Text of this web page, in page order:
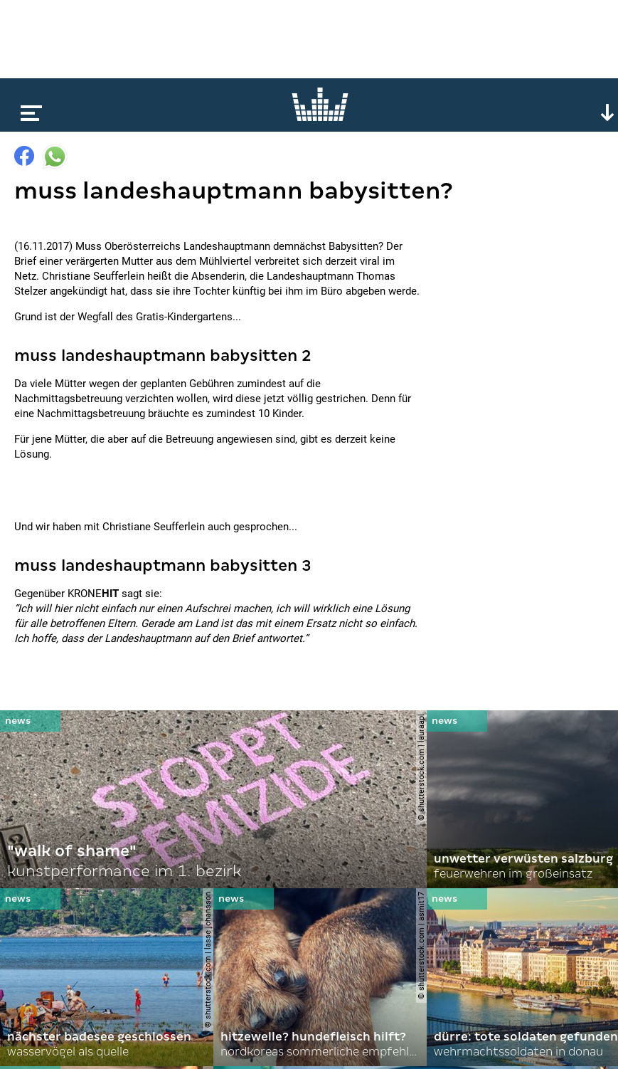
muss landeshauptmann babysitten?
(16.11.2017) Muss Oberösterreichs Landeshauptmann demnächst Babysitten? Der
Brief einer verärgerten Mutter aus dem Mühlviertel verbreitet sich derzeit viral im
Netz. Christiane Seufferlein heißt die Absenderin, die Landeshauptmann Thomas
Stelzer angekündigt hat, dass sie ihre Tochter künftig bei ihm im Büro abgeben werde.
Grund ist der Wegfall des Gratis-Kindergartens...
muss landeshauptmann babysitten 2
Da viele Mütter wegen der geplanten Gebühren zumindest auf die
Nachmittagsbetreuung verzichten wollen, wird diese jetzt völlig gestrichen. Denn für
eine Nachmittagsbetreuung bräuchte es zumindest 10 Kinder.
Für jene Mütter, die aber auf die Betreuung angewiesen sind, gibt es derzeit keine
Lösung.
Und wir haben mit Christiane Seufferlein auch gesprochen...
muss landeshauptmann babysitten 3
Gegenüber KRONEHIT sagt sie:
“Ich will hier nicht einfach nur einen Aufschrei machen, ich will wirklich eine Lösung
für alle betroffenen Eltern. Gerade am Land ist das mit einem Ersatz nicht so einfach.
Ich hoffe, dass der Landeshauptmann auf den Brief antwortet.“
© shutterstock.com | lauraapl
"walk of shame"
kunstperformance im 1. bezirk
unwetter verwüsten salzburg
feuerwehren im großeinsatz
© shutterstock.com | lasse johansson
nächster badesee geschlossen
wasservögel als quelle
© shutterstock.com | asmit17
hitzewelle? hundefleisch hilft?
nordkoreas sommerliche empfehlungen
dürre: tote soldaten gefunden
wehrmachtssoldaten in donau